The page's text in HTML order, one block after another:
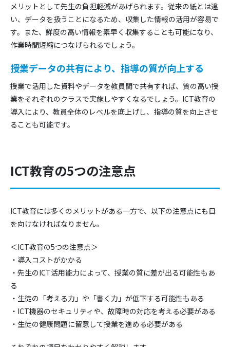
メリットとして先生の負担軽減があげられます。従来の紙とは違
い、データを扱うことになるため、収集した情報の活用が容易で
す。また、鮮度の高い情報を素早く収集することも可能になり、
作業時間短縮につなげられるでしょう。
授業データの共有により、指導の質が向上する
授業で活用した資料やデータを教員間で共有すれば、質の高い授
業をそれぞれのクラスで実施しやすくなるでしょう。ICT教育の
導入により、教員全体のレベルを底上げし、指導の質を向上させ
ることも可能です。
ICT教育の5つの注意点
ICT教育には多くのメリットがある一方で、以下の注意点にも目
を向けなければなりません。
＜ICT教育の5つの注意点＞
・導入コストがかかる
・先生のICT活用能力によって、授業の質に差が出る可能性もあ
る
・生徒の「考える力」や「書く力」が低下する可能性もある
・ICT機器のセキュリティや、故障時の対応を考える必要がある
・生徒の健康問題に留意して授業を進める必要がある